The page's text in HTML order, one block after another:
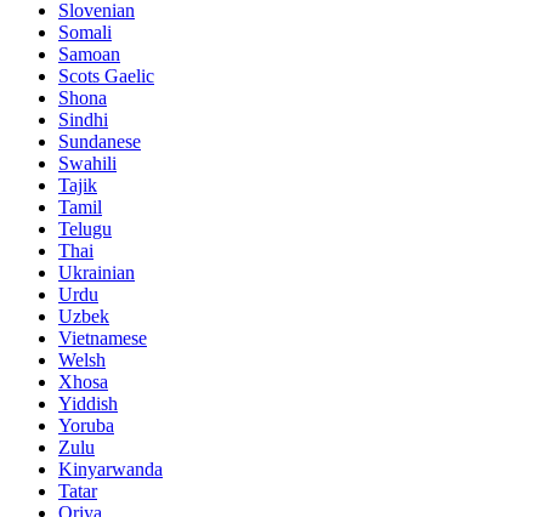
Slovenian
Somali
Samoan
Scots Gaelic
Shona
Sindhi
Sundanese
Swahili
Tajik
Tamil
Telugu
Thai
Ukrainian
Urdu
Uzbek
Vietnamese
Welsh
Xhosa
Yiddish
Yoruba
Zulu
Kinyarwanda
Tatar
Oriya